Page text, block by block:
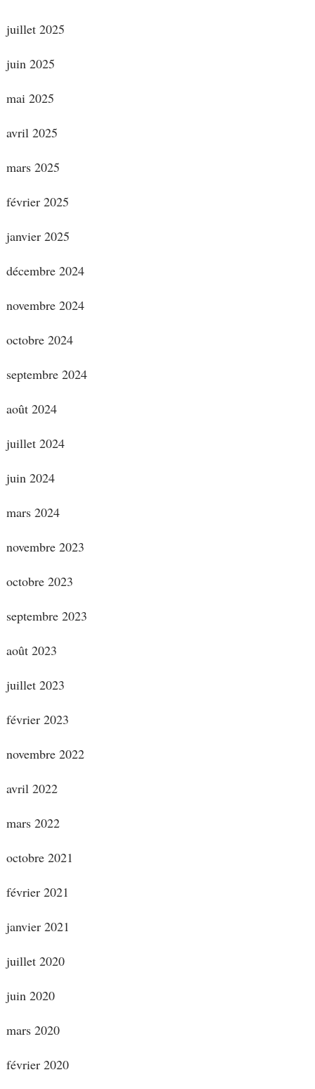
juillet 2025
juin 2025
mai 2025
avril 2025
mars 2025
février 2025
janvier 2025
décembre 2024
novembre 2024
octobre 2024
septembre 2024
août 2024
juillet 2024
juin 2024
mars 2024
novembre 2023
octobre 2023
septembre 2023
août 2023
juillet 2023
février 2023
novembre 2022
avril 2022
mars 2022
octobre 2021
février 2021
janvier 2021
juillet 2020
juin 2020
mars 2020
février 2020